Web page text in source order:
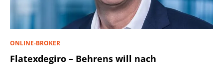
ONLINE-BROKER
Flatexdegiro – Behrens will nach